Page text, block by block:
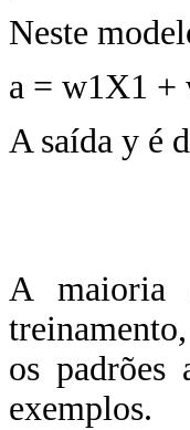
Neste
a = w1X1 +
A saída y é
A maioria
os padrões
exemplos.